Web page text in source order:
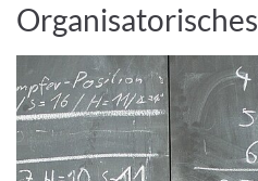
Organisatorisches